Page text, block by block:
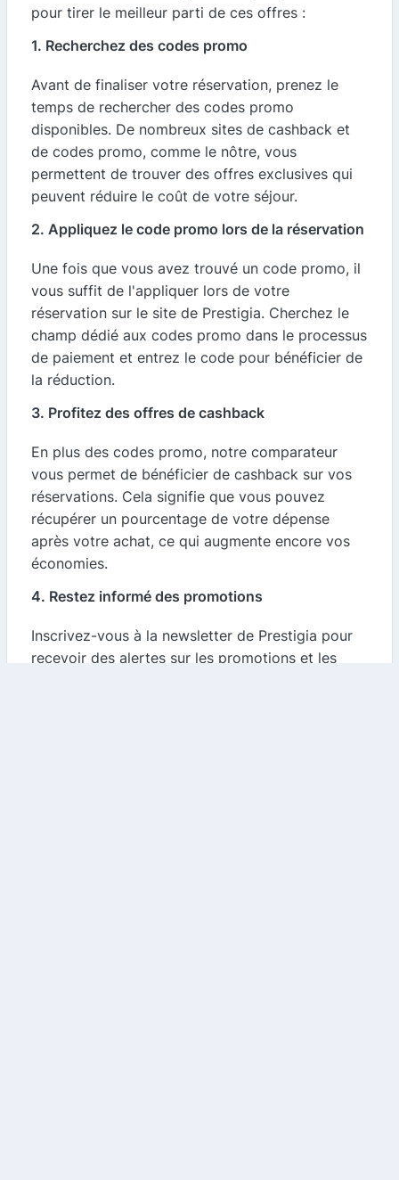
pour tirer le meilleur parti de ces offres :
1. Recherchez des codes promo
Avant de finaliser votre réservation, prenez le
temps de rechercher des codes promo
disponibles. De nombreux sites de cashback et
de codes promo, comme le nôtre, vous
permettent de trouver des offres exclusives qui
peuvent réduire le coût de votre séjour.
2. Appliquez le code promo lors de la réservation
Une fois que vous avez trouvé un code promo, il
vous suffit de l'appliquer lors de votre
réservation sur le site de Prestigia. Cherchez le
champ dédié aux codes promo dans le processus
de paiement et entrez le code pour bénéficier de
la réduction.
3. Profitez des offres de cashback
En plus des codes promo, notre comparateur
vous permet de bénéficier de cashback sur vos
réservations. Cela signifie que vous pouvez
récupérer un pourcentage de votre dépense
après votre achat, ce qui augmente encore vos
économies.
4. Restez informé des promotions
Inscrivez-vous à la newsletter de Prestigia pour
recevoir des alertes sur les promotions et les